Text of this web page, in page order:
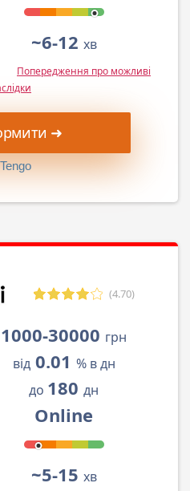
~6-12 хв
Попередження про можливі
➜
(4.70)
1000-30000 грн
від0.01 % в дн
до 180 дн
Online
~5-15 хв